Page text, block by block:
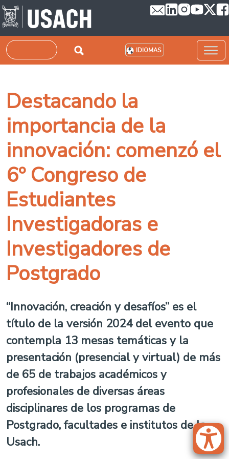
Pasar al contenido principal
Buscar IDIOMAS
Destacando la
importancia de la
innovación: comenzó el
6º Congreso de
Estudiantes
Investigadoras e
Investigadores de
Postgrado
“Innovación, creación y desafíos” es el
título de la versión 2024 del evento que
contempla 13 mesas temáticas y la
presentación (presencial y virtual) de más
de 65 de trabajos académicos y
profesionales de diversas áreas
disciplinares de los programas de
Postgrado, facultades e institutos de la
Usach.